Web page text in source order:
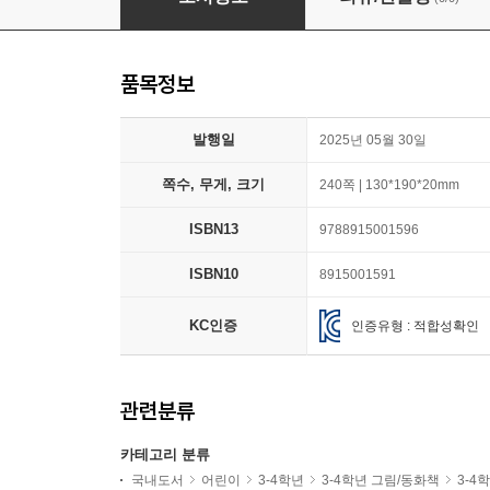
품목정보
발행일 2025년 05월 30일
쪽수, 무게, 크기 240쪽 | 130*190*20mm
ISBN13 9788915001596
ISBN10 8915001591
KC인증 인증유형 : 적합성확인
관련분류
카테고리 분류
국내도서 어린이 3-4학년 3-4학년 그림/동화책
3-4